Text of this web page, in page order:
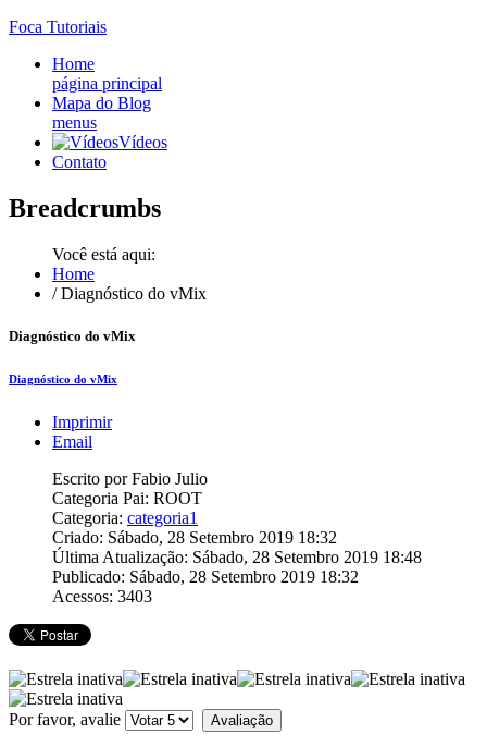
Foca Tutoriais
Home
página principal
Mapa do Blog
menus
Vídeos
Contato
Breadcrumbs
Você está aqui:
Home
/ Diagnóstico do vMix
Diagnóstico do vMix
Diagnóstico do vMix
Imprimir
Email
Escrito por Fabio Julio
Categoria Pai: ROOT
Categoria: categoria1
Criado: Sábado, 28 Setembro 2019 18:32
Última Atualização: Sábado, 28 Setembro 2019 18:48
Publicado: Sábado, 28 Setembro 2019 18:32
Acessos: 3403
Por favor, avalie